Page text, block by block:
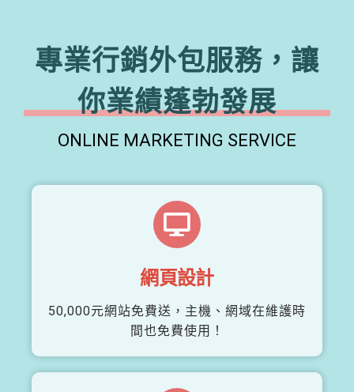
專業行銷外包服務，讓
你業績蓬勃發展
ONLINE MARKETING SERVICE
網頁設計
50,000元網站免費送，主機、網域在維護時
間也免費使用！